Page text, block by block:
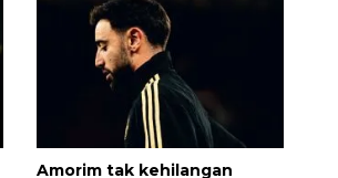
Amorim tak kehilangan